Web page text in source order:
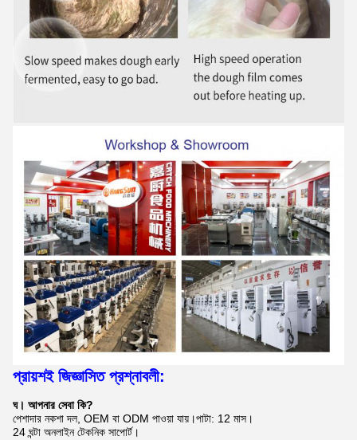
প্রায়শই জিজ্ঞাসিত প্রশ্নাবলী:
ঘ। আপনার সেবা কি?
পেশাদার নকশা দল, OEM বা ODM পাওয়া যায়।পাটা: 12 মাস।
24 ঘন্টা অনলাইন টেকনিক সাপোর্ট।